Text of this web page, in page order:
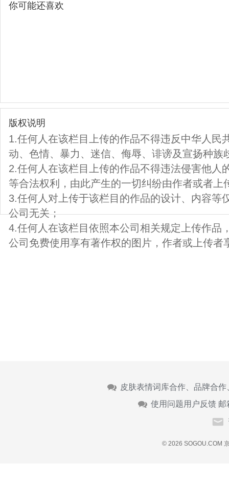
你可能还喜欢
版权说明
1.任何人在该栏目上传的作品不得违反中华人民
动、色情、暴力、迷信、侮辱、诽谤及宣扬种族
2.任何人在该栏目上传的作品不得违法侵害他人
等合法权利，由此产生的一切纠纷由作者或者上
3.任何人对上传于该栏目的作品的设计、内容等
公司无关；
4.任何人在该栏目依照本公司相关规定上传作品
公司免费使用享有著作权的图片，作者或上传者
皮肤表情词库合作、品牌合
使用问题用户反馈 邮
© 2026 SOGOU.COM